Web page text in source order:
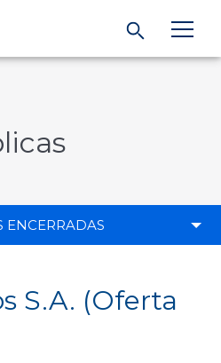
ENCERRADAS
S.A. (Oferta